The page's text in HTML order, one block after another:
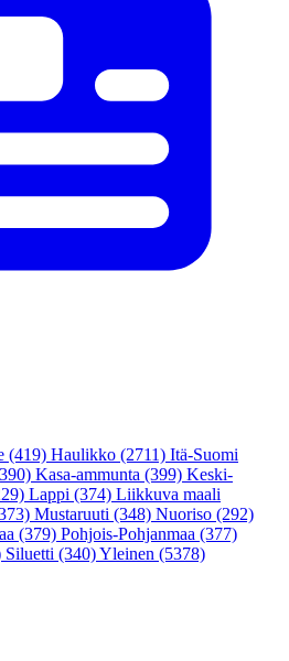
(419) Haulikko (2711) Itä-Suomi
Kasa-ammunta (399) Keski-
Lappi (374) Liikkuva maali
Mustaruuti (348) Nuoriso (292)
(379) Pohjois-Pohjanmaa (377)
Siluetti (340)Yleinen (5378)